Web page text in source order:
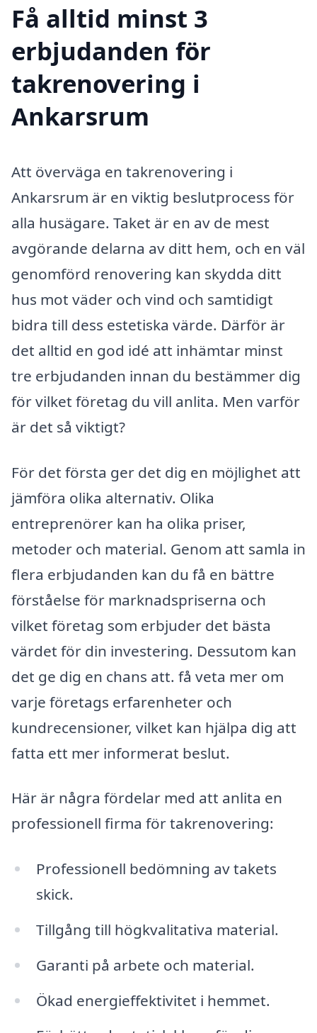
Få alltid minst 3
erbjudanden för
takrenovering i
Ankarsrum
Att överväga en takrenovering i
Ankarsrum är en viktig beslutprocess för
alla husägare. Taket är en av de mest
avgörande delarna av ditt hem, och en väl
genomförd renovering kan skydda ditt
hus mot väder och vind och samtidigt
bidra till dess estetiska värde. Därför är
det alltid en god idé att inhämtar minst
tre erbjudanden innan du bestämmer dig
för vilket företag du vill anlita. Men varför
är det så viktigt?
För det första ger det dig en möjlighet att
jämföra olika alternativ. Olika
entreprenörer kan ha olika priser,
metoder och material. Genom att samla in
flera erbjudanden kan du få en bättre
förståelse för marknadspriserna och
vilket företag som erbjuder det bästa
värdet för din investering. Dessutom kan
det ge dig en chans att. få veta mer om
varje företags erfarenheter och
kundrecensioner, vilket kan hjälpa dig att
fatta ett mer informerat beslut.
Här är några fördelar med att anlita en
professionell firma för takrenovering:
Professionell bedömning av takets
skick.
Tillgång till högkvalitativa material.
Garanti på arbete och material.
Ökad energieffektivitet i hemmet.